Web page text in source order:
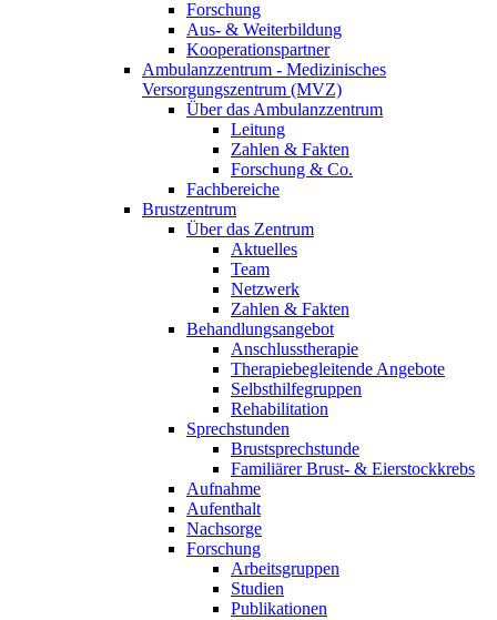
Forschung
Aus- & Weiterbildung
Kooperationspartner
Ambulanzzentrum - Medizinisches
Versorgungszentrum (MVZ)
Über das Ambulanzzentrum
Leitung
Zahlen & Fakten
Forschung & Co.
Fachbereiche
Brustzentrum
Über das Zentrum
Aktuelles
Team
Netzwerk
Zahlen & Fakten
Behandlungsangebot
Anschlusstherapie
Therapiebegleitende Angebote
Selbsthilfegruppen
Rehabilitation
Sprechstunden
Brustsprechstunde
Familiärer Brust- & Eierstockkrebs
Aufnahme
Aufenthalt
Nachsorge
Forschung
Arbeitsgruppen
Studien
Publikationen